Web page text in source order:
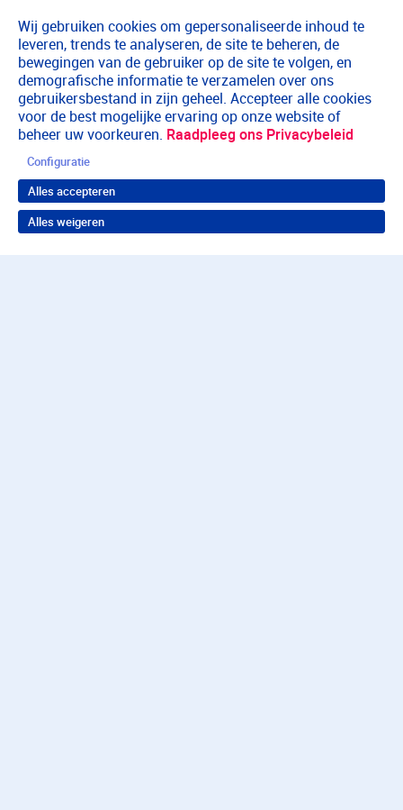
Wij gebruiken cookies om gepersonaliseerde inhoud te
leveren, trends te analyseren, de site te beheren, de
bewegingen van de gebruiker op de site te volgen, en
demografische informatie te verzamelen over ons
gebruikersbestand in zijn geheel. Accepteer alle cookies
voor de best mogelijke ervaring op onze website of
beheer uw voorkeuren. Raadpleeg ons Privacybeleid
Configuratie
Alles accepteren
Alles weigeren